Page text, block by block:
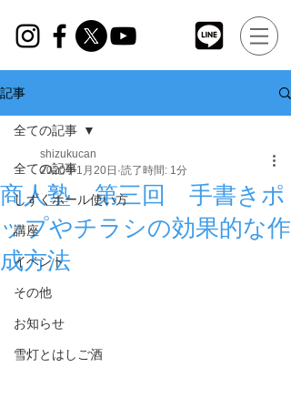
記事
全ての記事
しずくホール使い方
講座
イベント
その他
お知らせ
雪灯とはしご酒
全ての記事
商人塾 第三回 手書きポ
ップやチラシの効果的な作
成方法
shizukucan
2020年1月20日 読了時間: 1分